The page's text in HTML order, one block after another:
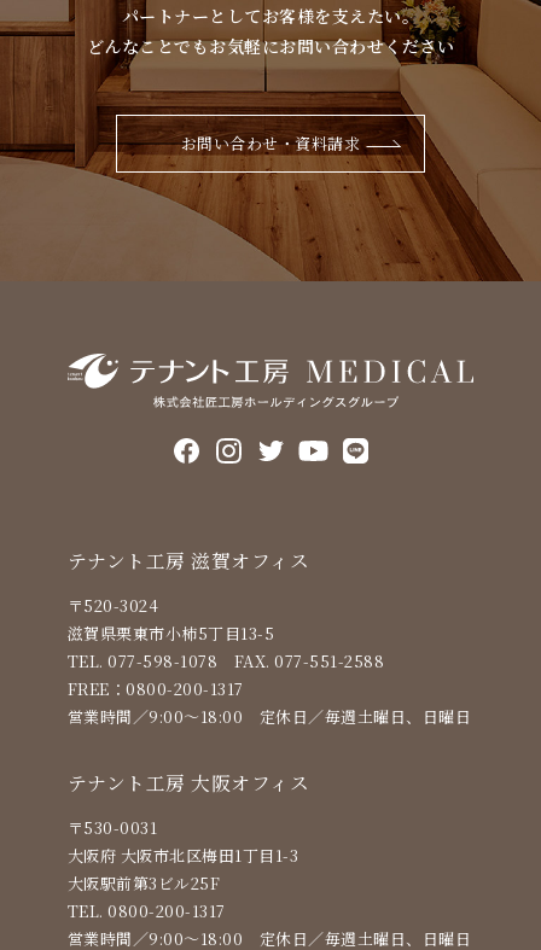
パートナーとしてお客様を⽀えたい。
どんなことでもお気軽にお問い合わせください
お問い合わせ・資料請求
テナント⼯房 滋賀オフィス
〒520-3024
滋賀県栗東市小柿5丁目13-5
TEL. 077-598-1078 FAX. 077-551-2588
FREE：0800-200-1317
営業時間／9:00〜18:00 定休⽇／毎週土曜日、日曜日
テナント⼯房 ⼤阪オフィス
〒530-0031
大阪府 大阪市北区梅田1丁目1-3
大阪駅前第3ビル25F
TEL.0800-200-1317
営業時間／9:00〜18:00 定休⽇／毎週土曜日、日曜日